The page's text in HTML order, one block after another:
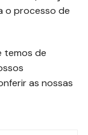
o processo de
temos de
as nossas